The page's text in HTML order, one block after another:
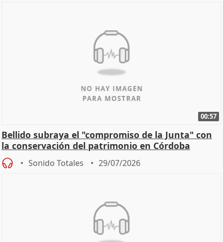
00:57
Bellido subraya el "compromiso de la Junta" con
la conservación del patrimonio en Córdoba
Sonido Totales 29/07/2026